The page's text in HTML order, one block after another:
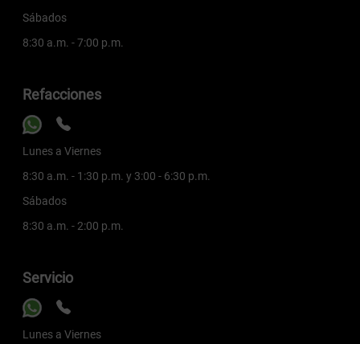
Sábados
8:30 a.m. - 7:00 p.m.
Refacciones
Lunes a Viernes
8:30 a.m. - 1:30 p.m. y 3:00 - 6:30 p.m.
Sábados
8:30 a.m. - 2:00 p.m.
Servicio
Lunes a Viernes